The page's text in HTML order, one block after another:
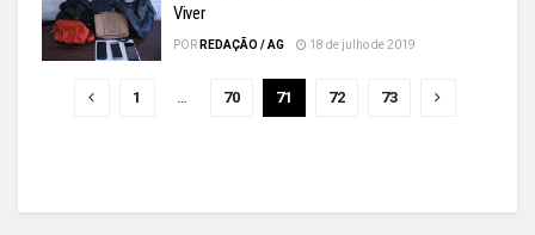
Viver
POR REDAÇÃO / AG 18 de julho de 2019
1 … 70 71 72 73